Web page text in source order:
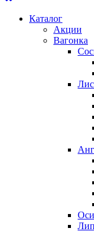
Каталог
Акции
Вагонка